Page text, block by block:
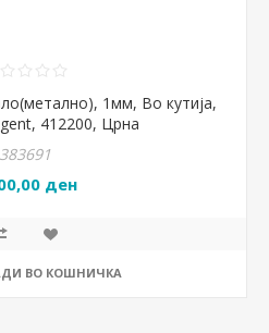
1мм, Во кутија,
412200, Црна
383691
ден
ВО КОШНИЧКА